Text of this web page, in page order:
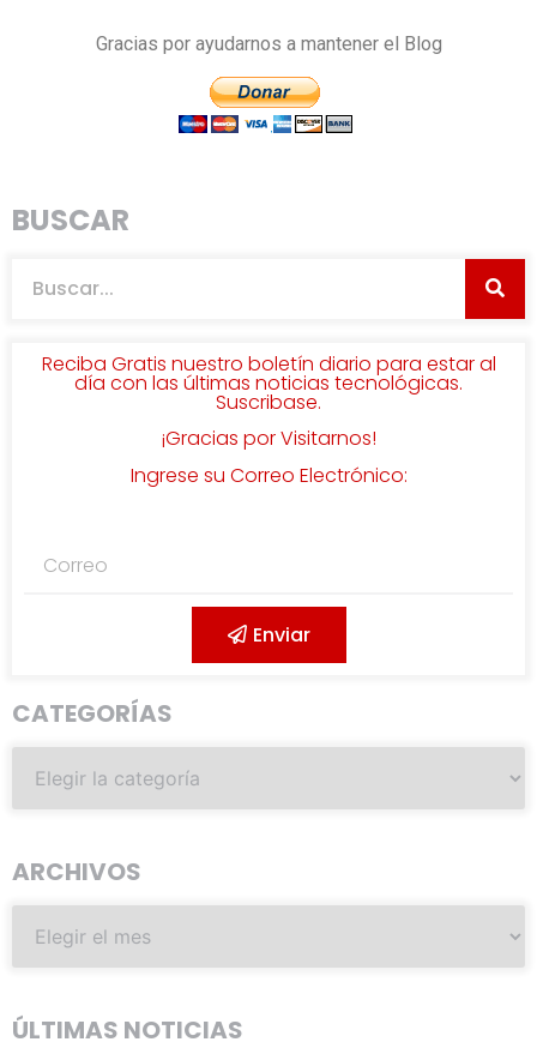
Gracias por ayudarnos a mantener el Blog
BUSCAR
Reciba Gratis nuestro boletín diario para estar al
día con las últimas noticias tecnológicas.
Suscribase.
¡Gracias por Visitarnos!
Ingrese su Correo Electrónico:
Enviar
CATEGORÍAS
ARCHIVOS
ÚLTIMAS NOTICIAS